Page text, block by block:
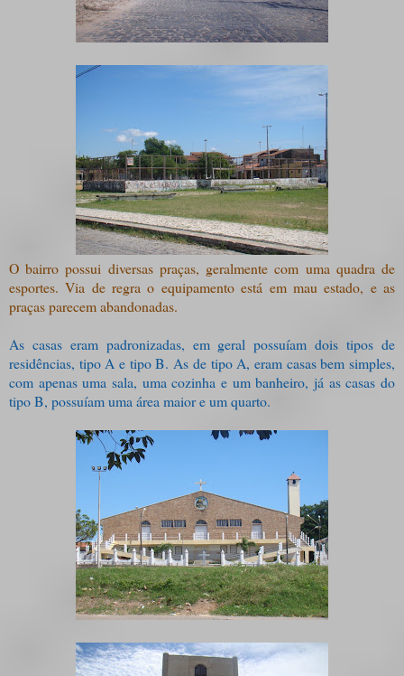
O bairro possui diversas praças, geralmente com uma quadra de
esportes. Via de regra o equipamento está em mau estado, e as
praças parecem abandonadas.
As casas eram padronizadas, em geral possuíam dois tipos de
residências, tipo A e tipo B. As de tipo A, eram casas bem simples,
com apenas uma sala, uma cozinha e um banheiro, já as casas do
tipo B, possuíam uma área maior e um quarto.